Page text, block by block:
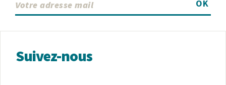
OK
Suivez-nous